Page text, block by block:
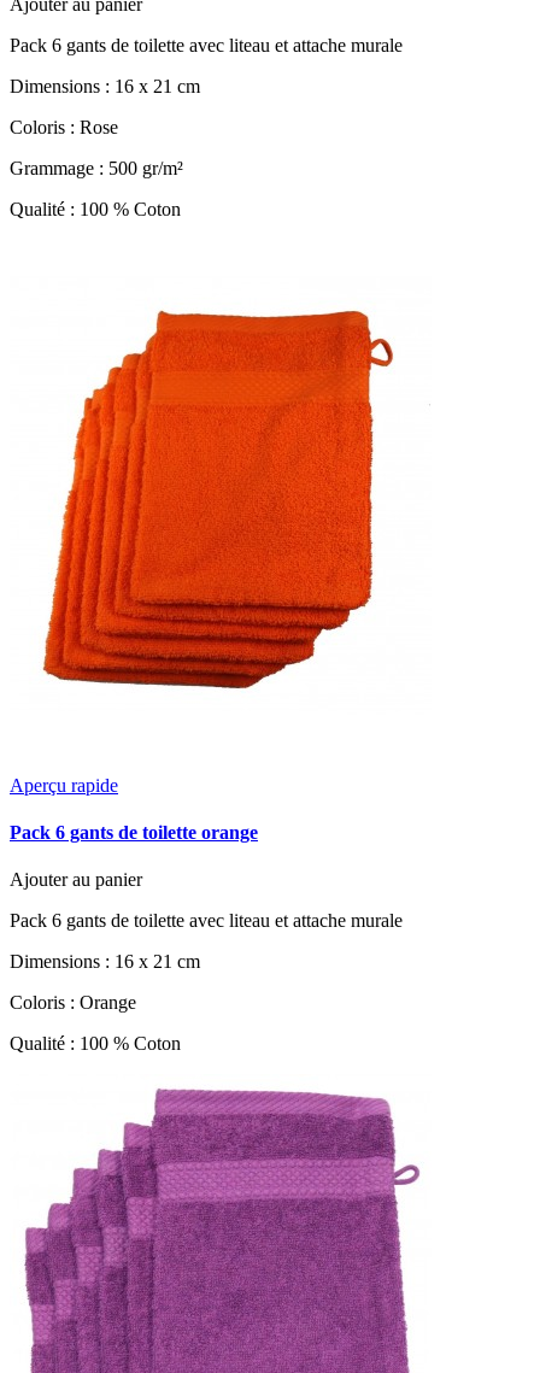
Pack 6 gants de toilette avec liteau et attache murale
Dimensions : 16 x 21 cm
Coloris : Rose
Grammage : 500 gr/m²
Qualité : 100 % Coton
Aperçu rapide
Pack 6 gants de toilette orange
Ajouter au panier
Pack 6 gants de toilette avec liteau et attache murale
Dimensions : 16 x 21 cm
Coloris : Orange
Qualité : 100 % Coton